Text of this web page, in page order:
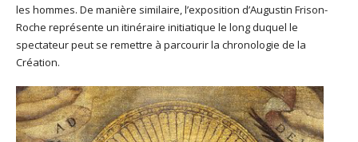
les hommes. De manière similaire, l’exposition d’Augustin Frison-
Roche représente un itinéraire initiatique le long duquel le
spectateur peut se remettre à parcourir la chronologie de la
Création.